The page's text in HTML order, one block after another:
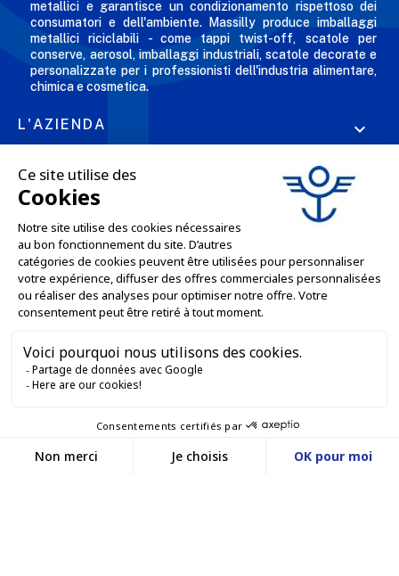
metallici e garantisce un condizionamento rispettoso dei
consumatori e dell'ambiente. Massilly produce imballaggi
metallici riciclabili - come tappi twist-off, scatole per
conserve, aerosol, imballaggi industriali, scatole decorate e
personalizzate per i professionisti dell'industria alimentare,
chimica e cosmetica.
L'AZIENDA 
LE NOSTRE OFFERTE 
SERVIZI DI VENDITA ONLINE 
RESTIAMO IN CONTATTO
Contattaci
SITO WEB DI E-COMMERCE
Du lundi au vendredi
entre 13h30 et 17h